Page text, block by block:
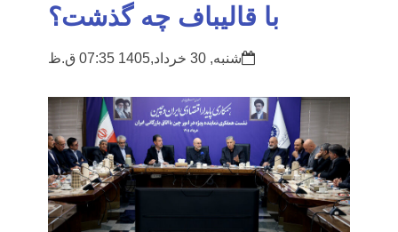
با قالیباف چه گذشت؟
شنبه, 30 خرداد,1405 07:35 ق.ظ